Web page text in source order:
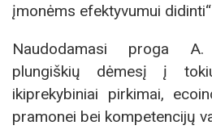
įmonėms efektyvumui
Naudodamasi proga
plungiškių dėmesį į
ikiprekybiniai pirkimai,
pramonei bei kompetencijų